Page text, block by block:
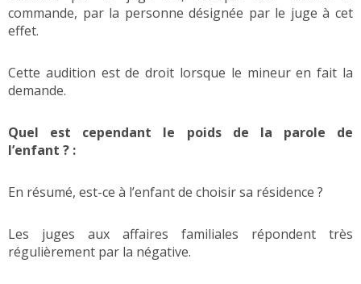
commande, par la personne désignée par le juge à cet
effet.
Cette audition est de droit lorsque le mineur en fait la
demande.
Quel est cependant le poids de la parole de
l’enfant ? :
En résumé, est-ce à l’enfant de choisir sa résidence ?
Les juges aux affaires familiales répondent très
régulièrement par la négative.